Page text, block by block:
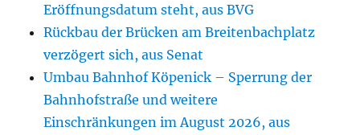
Eröffnungsdatum steht, aus BVG
Rückbau der Brücken am Breitenbachplatz
verzögert sich, aus Senat
Umbau Bahnhof Köpenick – Sperrung der
Bahnhofstraße und weitere
Einschränkungen im August 2026, aus